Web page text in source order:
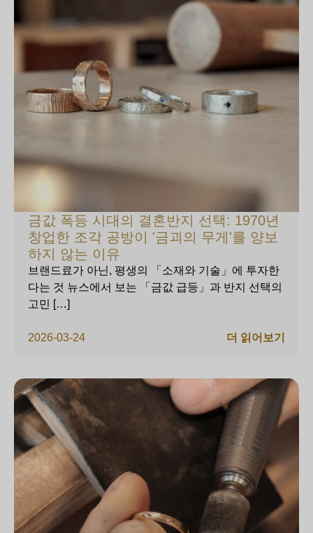
금값 폭등 시대의 결혼반지 선택: 1970년
창업한 조각 공방이 '금괴의 무게'를 양보
하지 않는 이유
2026-03-24
브랜드료가 아닌, 평생의 「소재와 기술」에 투자한
다는 것 뉴스에서 보는 「금값 급등」과 반지 선택의
고민 […]
더 읽어보기